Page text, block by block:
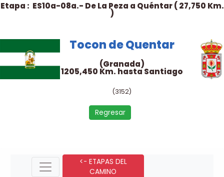
Etapa : ES10a-08a.- De La Peza a Quéntar ( 27,750 Km.
)
Tocon de Quentar
(Granada)
1205,450 Km. hasta Santiago
(3152)
Regresar
<- ETAPAS DEL
CAMINO